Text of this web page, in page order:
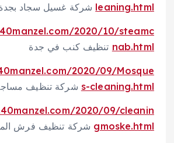
leaning.html شركة غسيل سجاد
2020/10/steamc
nab.html تنظيف كنب في جدة
2020/09/Mosque
s-cleaning.html شركة تنظيف مساجد
2020/09/cleanin
gmoske.html شركة تنظيف فرش